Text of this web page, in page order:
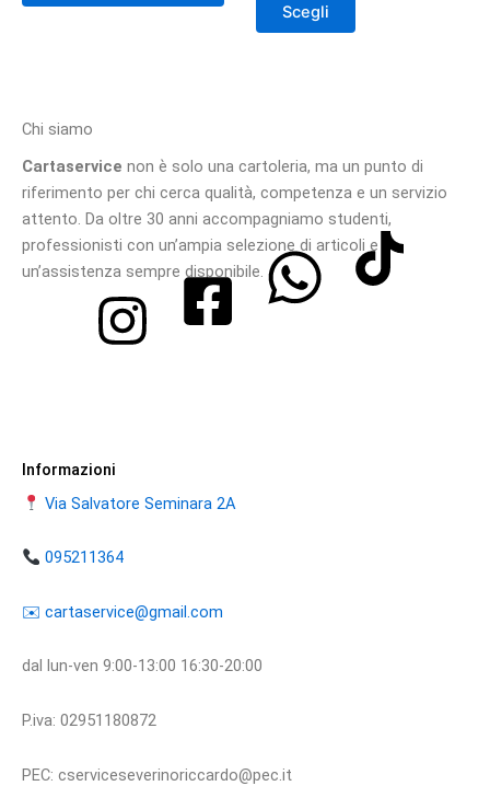
Scegli
scelte
Chi siamo
Cartaservice non è solo una cartoleria, ma un punto di
riferimento per chi cerca qualità, competenza e un servizio
attento. Da oltre 30 anni accompagniamo studenti,
professionisti con un’ampia selezione di articoli e
un’assistenza sempre disponibile.
Informazioni
Via Salvatore Seminara 2A
095211364
​​✉️ ​cartaservice@gmail.com
dal lun-ven 9:00-13:00 16:30-20:00
P.iva: 02951180872
PEC: cserviceseverinoriccardo@pec.it